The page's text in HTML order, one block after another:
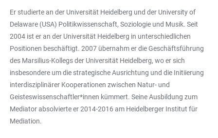
Er studierte an der Universität Heidelberg und der University of
Delaware (USA) Politikwissenschaft, Soziologie und Musik. Seit
2004 ist er an der Universität Heidelberg in unterschiedlichen
Positionen beschäftigt. 2007 übernahm er die Geschäftsführung
des Marsilius-Kollegs der Universität Heidelberg, wo er sich
insbesondere um die strategische Ausrichtung und die Initiierung
interdisziplinärer Kooperationen zwischen Natur- und
Geisteswissenschaftler*innen kümmert. Seine Ausbildung zum
Mediator absolvierte er 2014-2016 am Heidelberger Institut für
Mediation.